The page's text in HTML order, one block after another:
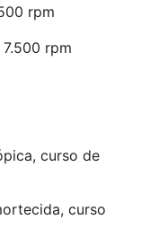
rpm
rpm
curso de
curso